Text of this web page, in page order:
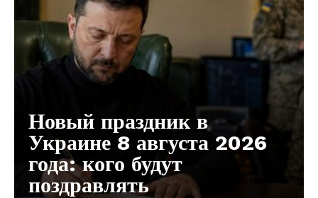
Новый праздник в
Украине 8 августа 2026
года: кого будут
поздравлять